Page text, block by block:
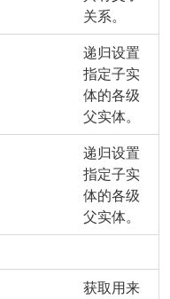
关系。
递归设置
指定子实
体的各级
父实体。
递归设置
指定子实
体的各级
父实体。
获取用来